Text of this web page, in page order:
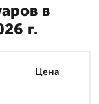
в
г.
Цена